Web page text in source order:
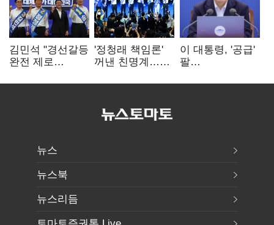
김민석 "경선갈등
완전 제로
"반명 공세
'정청래 책임론'
꺼낸 친명계…
추가투표 때리기
이 대통령, '공급'
팔
여 내부선
뉴스
뉴스북
뉴스리듬